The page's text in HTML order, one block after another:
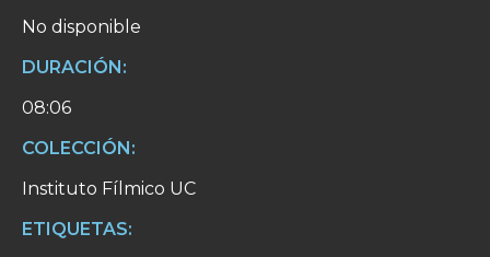
No disponible
DURACIÓN:
08:06
COLECCIÓN:
Instituto Fílmico UC
ETIQUETAS: